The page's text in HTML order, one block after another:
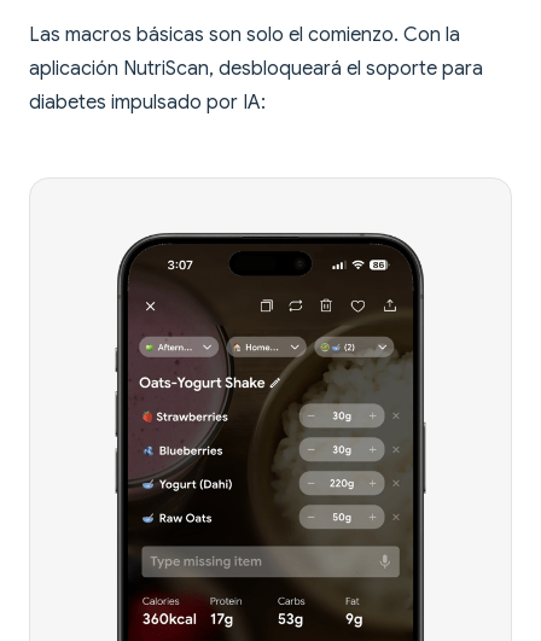
Las macros básicas son solo el comienzo. Con la
aplicación NutriScan, desbloqueará el soporte para
diabetes impulsado por IA: